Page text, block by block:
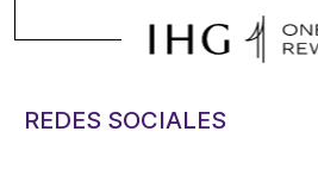
REDES SOCIALES